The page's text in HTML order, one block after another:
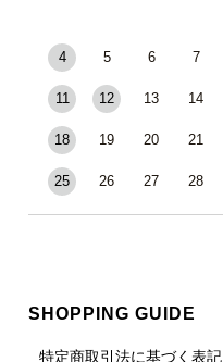
4 5 6 7
11 12 13 14
18 19 20 21
25 26 27 28
SHOPPING GUIDE
特定商取引法に基づく表記